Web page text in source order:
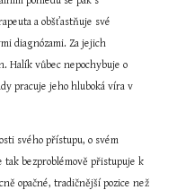
a obšťastňuje své
diagnózami. Za jejich
Halík vůbec nepochybuje o
pracuje jeho hluboká víra v
svého přístupu, o svém
tak bezproblémově přistupuje k
opačné, tradičnější pozice než